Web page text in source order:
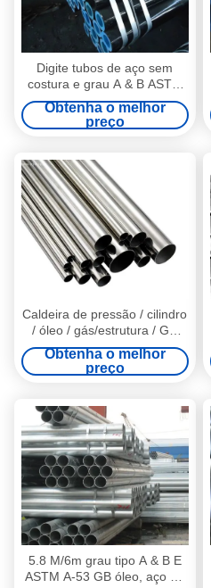
Digite tubos de aço sem
costura e grau A & B ASTM
A-53 API 5 L / tubo / tubo
Obtenha o melhor
preço
Caldeira de pressão / cilindro
/ óleo / gás/estrutura / GB
liga sem costura aço canos /
tubos
Obtenha o melhor
preço
5.8 M/6m grau tipo A & B E
ASTM A-53 GB óleo, aço de